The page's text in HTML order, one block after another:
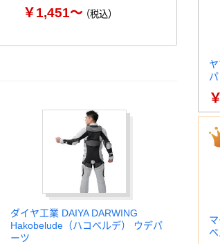
￥1,451～（税込）
ダイヤ工業 DAIYA DARWING
Hakobelude（ハコベルデ） ウデパ
ーツ